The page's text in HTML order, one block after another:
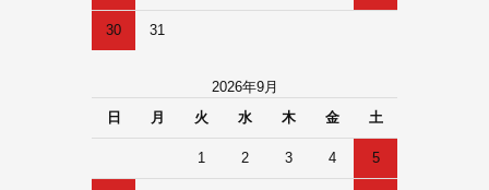
30 31
2026年9月
日
月 火 水 木 金 土
1 2 3 4 5